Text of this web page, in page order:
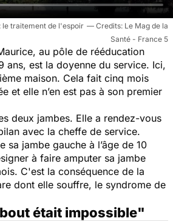
le traitement de l'espoir
Le Mag de la
Santé - France 5
au pôle de rééducation
ans, est la doyenne du service. Ici,
maison. Cela fait cinq mois
et elle n’en est pas à son premier
deux jambes. Elle a rendez-vous
avec la cheffe de service.
sa jambe gauche à l’âge de 10
à faire amputer sa jambe
C'est la conséquence de la
dont elle souffre, le syndrome de
était impossible"